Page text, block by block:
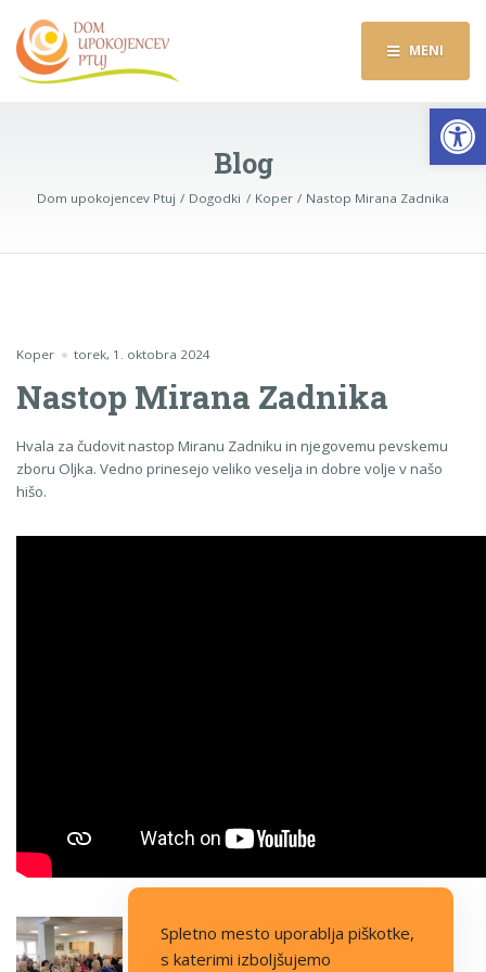
MENI
Blog
Dom upokojencev Ptuj Dogodki Koper Nastop Mirana Zadnika
Koper torek, 1. oktobra 2024
Nastop Mirana Zadnika
Hvala za čudovit nastop Miranu Zadniku in njegovemu pevskemu
zboru Oljka. Vedno prinesejo veliko veselja in dobre volje v našo
hišo.
Spletno mesto uporablja piškotke,
s katerimi izboljšujemo